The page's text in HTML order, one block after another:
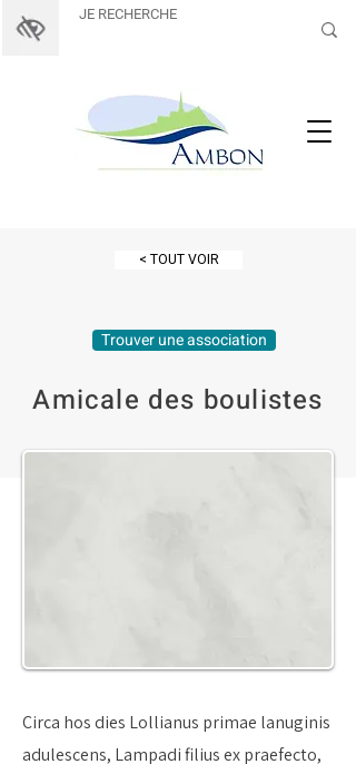
< TOUT VOIR
Trouver une association
Amicale des boulistes
Circa hos dies Lollianus primae lanuginis
adulescens, Lampadi filius ex praefecto,